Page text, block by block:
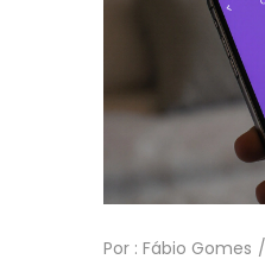
Por : Fábio Gomes